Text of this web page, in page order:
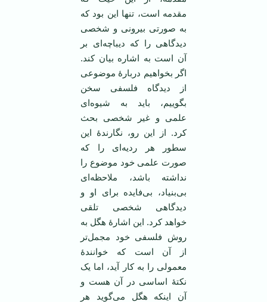
مقدمه است، تنها این بود که
به صورتی بیرونی و شخصی
دیدگاهی را که دیباچه‌ای بر
آن است به اشاره بیان کند.
اگر بخواهیم دربارۀ موضوعی
از دیدگاه فلسفی سخن
بگوییم، باید به شیوه‌ای
علمی و غیر شخصی بحث
کرد. از این رو، نگارندۀ این
سطور هر ردیه‌ای را که
صورت علمی خود موضوع را
نداشته باشد، ملاحظه‌ای
بی‌بنیاد، بی‌فایده برای او و
دیدگاهی شخصی تلقی
خواهد کرد. این اشارۀ هگل به
روش فلسفی خود مجمل‌تر
از آن است که خوانندۀ
معمولی را به کار آید، اما یک
نکتۀ اساسی در آن هست و
آن اینکه هگل می‌گوید هر